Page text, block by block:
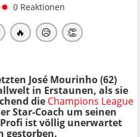
0 Reaktionen
🔥 😥 👏
José Mourinho (62)
in Erstaunen, als sie
die Champions League
Star-Coach um seinen
ist völlig unerwartet
gestorben.